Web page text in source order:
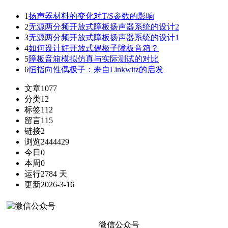
1扬声器材料的变化对T/S参数的影响
2无源两分频开放式障板扬声器系统的设计2
3无源两分频开放式障板扬声器系统的设计1
4如何设计好开放式偶极子障板音箱？
5障板音箱模拟仿真与实际测试的对比
6恒指向性偶极子：来自Linkwitz的启发
文章1077
分类12
标签112
留言115
链接2
浏览2444429
今日 0
本周0
运行2784 天
更新2026-3-16
微信公众号